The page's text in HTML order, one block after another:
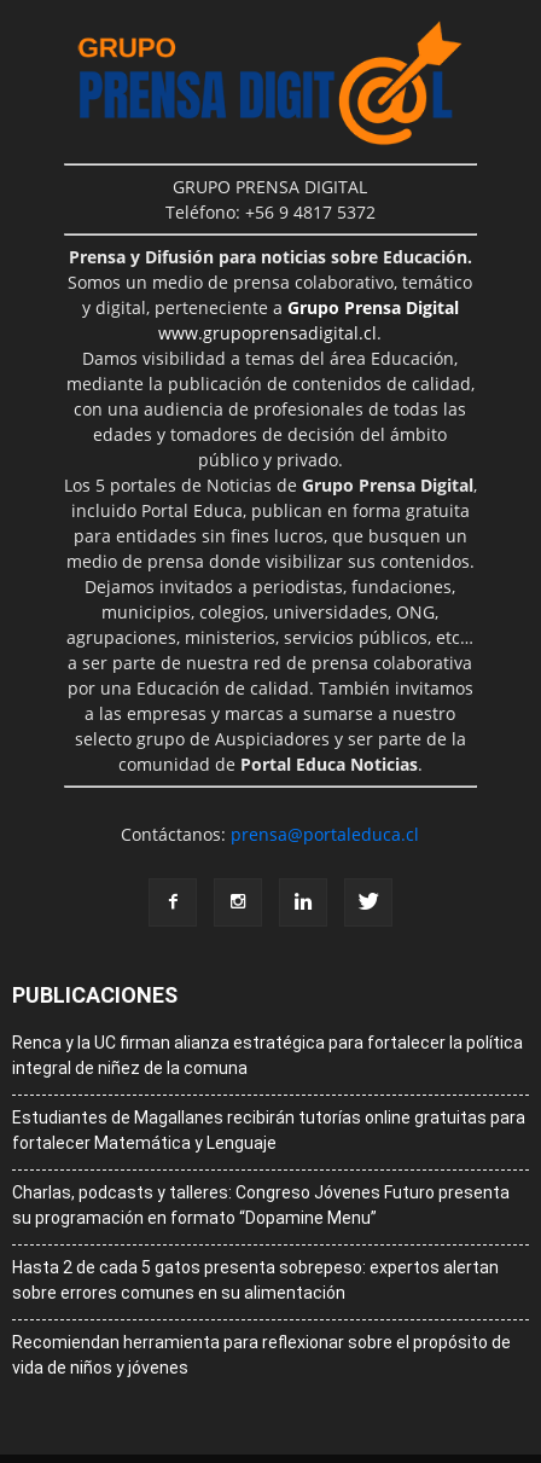
GRUPO PRENSA DIGITAL
Teléfono: +56 9 4817 5372
Prensa y Difusión para noticias sobre Educación.
Somos un medio de prensa colaborativo, temático
y digital, perteneciente a Grupo Prensa Digital
www.grupoprensadigital.cl.
Damos visibilidad a temas del área Educación,
mediante la publicación de contenidos de calidad,
con una audiencia de profesionales de todas las
edades y tomadores de decisión del ámbito
público y privado.
Los 5 portales de Noticias de Grupo Prensa Digital,
incluido Portal Educa, publican en forma gratuita
para entidades sin fines lucros, que busquen un
medio de prensa donde visibilizar sus contenidos.
Dejamos invitados a periodistas, fundaciones,
municipios, colegios, universidades, ONG,
agrupaciones, ministerios, servicios públicos, etc…
a ser parte de nuestra red de prensa colaborativa
por una Educación de calidad. También invitamos
a las empresas y marcas a sumarse a nuestro
selecto grupo de Auspiciadores y ser parte de la
comunidad de Portal Educa Noticias.
Contáctanos: prensa@portaleduca.cl
PUBLICACIONES
Renca y la UC firman alianza estratégica para fortalecer la política
integral de niñez de la comuna
Estudiantes de Magallanes recibirán tutorías online gratuitas para
fortalecer Matemática y Lenguaje
Charlas, podcasts y talleres: Congreso Jóvenes Futuro presenta
su programación en formato “Dopamine Menu”
Hasta 2 de cada 5 gatos presenta sobrepeso: expertos alertan
sobre errores comunes en su alimentación
Recomiendan herramienta para reflexionar sobre el propósito de
vida de niños y jóvenes